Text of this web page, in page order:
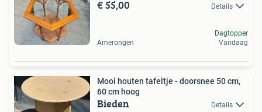
€ 55,00 Details
Amerongen
Dagtopper
Vandaag
Mooi houten tafeltje - doorsnee 50 cm,
60 cm hoog
Bieden Details